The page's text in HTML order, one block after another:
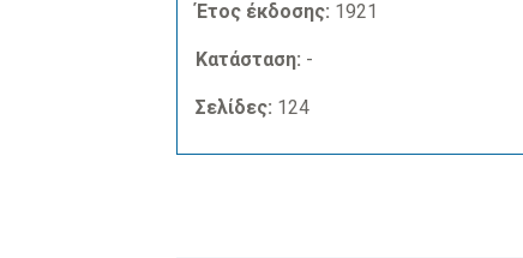
Έτος έκδοσης: 1921
Κατάσταση: -
Σελίδες: 124